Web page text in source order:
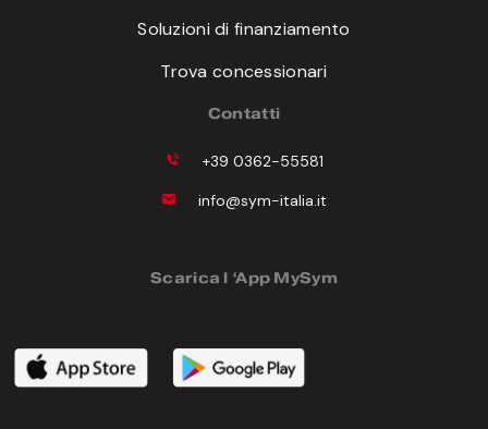
Soluzioni di finanziamento
Trova concessionari
Contatti
+39 0362-55581
info@sym-italia.it
Scarica l ‘App MySym